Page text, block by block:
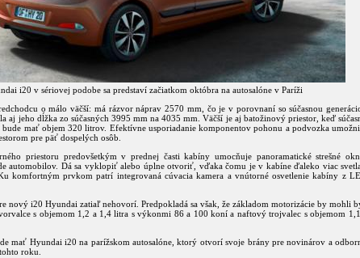
i20 v sériovej podobe sa predstaví začiatkom októbra na autosalóne v Paríži
o málo väčší: má rázvor náprav 2570 mm, čo je v porovnaní so súčasnou
aj jeho dĺžka zo súčasných 3995 mm na 4035 mm. Väčší je aj batožinový priestor, keď
mať objem 320 litrov. Efektívne usporiadanie komponentov pohonu a podvozka
pre päť dospelých osôb.
priestoru predovšetkým v prednej časti kabíny umocňuje panoramatické strešné
automobilov. Dá sa vyklopiť alebo úplne otvoriť, vďaka čomu je v kabíne ďaleko viac
komfortným prvkom patrí integrovaná cúvacia kamera a vnútorné osvetlenie kabíny z
nový i20 Hyundai zatiaľ nehovorí. Predpokladá sa však, že základom motorizácie by mohli
s objemom 1,2 a 1,4 litra s výkonmi 86 a 100 koní a naftový trojvalec s objemom
mať Hyundai i20 na parížskom autosalóne, ktorý otvorí svoje brány pre novinárov a
roku.